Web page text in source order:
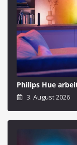
Philips Hue
3. August 2026